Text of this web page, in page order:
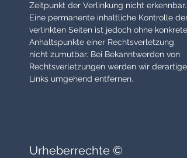
Zeitpunkt der Verlinkung nicht erkennbar.
Eine permanente inhaltliche Kontrolle der
verlinkten Seiten ist jedoch ohne konkrete
Anhaltspunkte einer Rechtsverletzung
nicht zumutbar. Bei Bekanntwerden von
Rechtsverletzungen werden wir derartige
Links umgehend entfernen.
Urheberrechte ©